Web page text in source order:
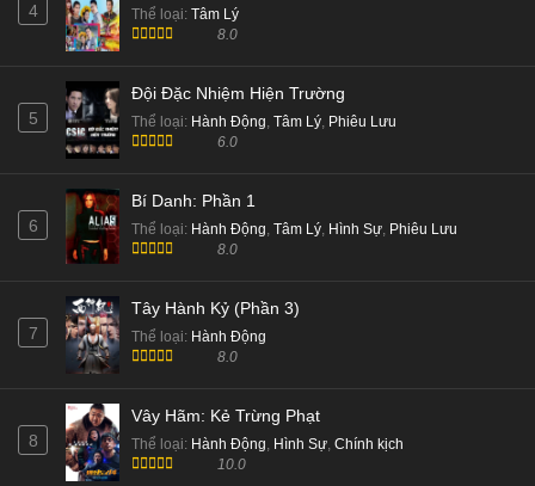
4 Thể loại: Tâm Lý
8.0
5
Đội Đặc Nhiệm Hiện Trường
Thể loại: Hành Động, Tâm Lý, Phiêu Lưu
6.0
6
Bí Danh: Phần 1
Thể loại: Hành Động, Tâm Lý, Hình Sự, Phiêu Lưu
8.0
7
Tây Hành Kỷ (Phần 3)
Thể loại: Hành Động
8.0
8
Vây Hãm: Kẻ Trừng Phạt
Thể loại: Hành Động, Hình Sự, Chính kịch
10.0